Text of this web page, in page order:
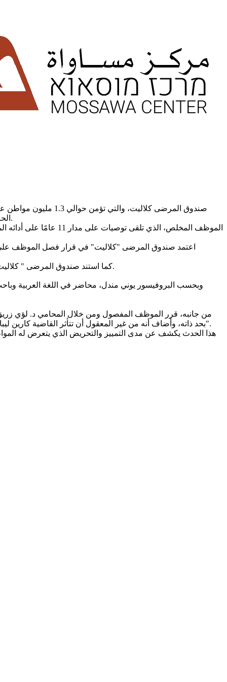
الحرب. عملية الفصل تمت بشكل مهين وغير مهني، حيث تعاملت " كلاليت" مع الموظف بازدراء، ولم تأخذ بعين الاعتبار ابسط حقوقه الأساسية.
الموظف المخلص،
اعتمد صندوق المرضى "كلاليت" في قرار فصل الموظف على
كما استند صندوق المرضى " كلاليت" في قرار الفصل الى شهادات زميلات وزملاء له في العمل ذكروا أن الآيات كتبت بالعربية وبألوان "تثير الخوف" لديهم دون معرفة محتواها.
وبحسب البروفيسور يوني مندل، محاضر في اللغة العربية
من جانبه، قرر الموظف المفصول ومن خلال المحامي د. لؤي
بحد ذاته، وأضاف أنه من غير المعقول أن تتأثر القاضية كارين ليبار لفين بتفسيرات ووجهات نظر متقاعدي جهاز الأمن الإسرائيلي وبترجمتهم للآيات باللغة العربية دون استشارة مترجم عربي واحد على الأقل".
هذا الحدث يكشف عن مدى التمييز والتحريض الذي يتعرض له